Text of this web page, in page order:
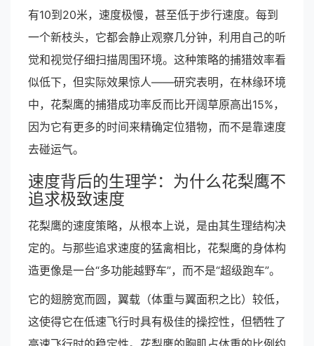
有10到20米，速度极慢，甚至低于步行速度。每到
一个新枝头，它都会静止观察几分钟，利用自己的听
觉和视觉仔细扫描周围环境。这种策略的捕猎效率看
似低下，但实际效果惊人——研究表明，在林缘环境
中，花梨鹰的捕猎成功率反而比开阔草原高出15%，
因为它有更多的时间来精确定位猎物，而不是靠速度
去碰运气。
速度背后的生理学：为什么花梨鹰不
追求极致速度
花梨鹰的速度策略，从根本上说，是由其生理结构决
定的。与那些追求速度的猛禽相比，花梨鹰的身体构
造更像是一台“多功能越野车”，而不是“超级跑车”。
它的翅膀宽而圆，翼载（体重与翼面积之比）较低，
这使得它在低速飞行时具有极佳的操控性，但牺牲了